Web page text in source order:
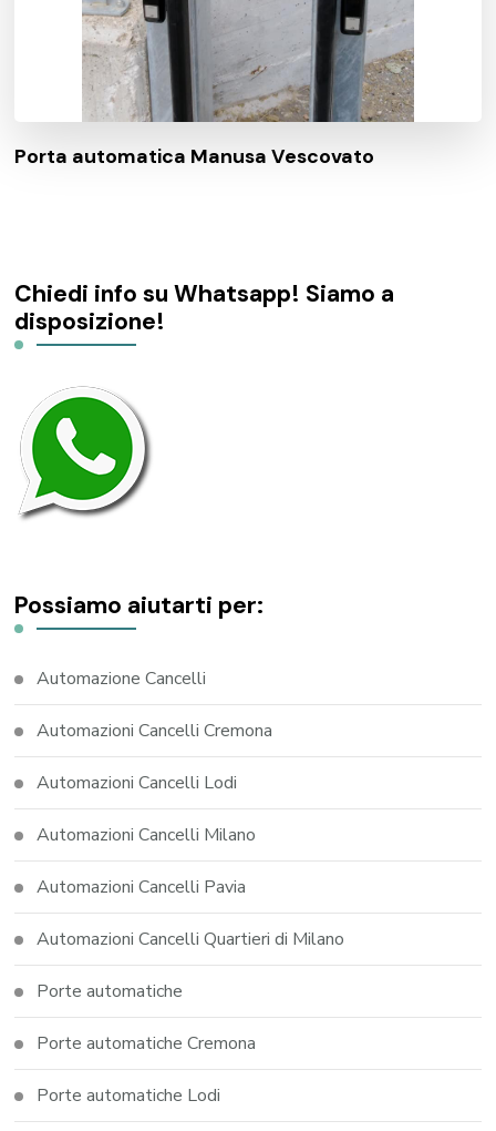
Porta automatica Manusa Vescovato
Chiedi info su Whatsapp! Siamo a
disposizione!
Possiamo aiutarti per:
Automazione Cancelli
Automazioni Cancelli Cremona
Automazioni Cancelli Lodi
Automazioni Cancelli Milano
Automazioni Cancelli Pavia
Automazioni Cancelli Quartieri di Milano
Porte automatiche
Porte automatiche Cremona
Porte automatiche Lodi